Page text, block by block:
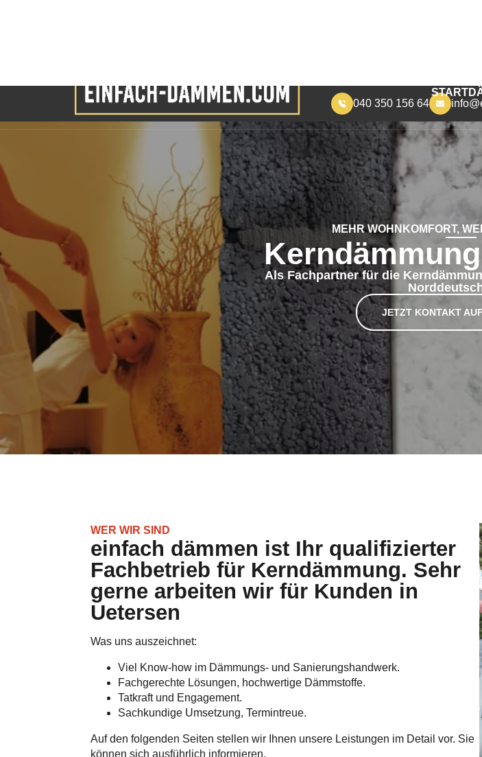
MEHR WOHNKOMFORT,
Als Fachpartner für die
JETZT KONTAKT
einfach dämmen ist Ihr qualifizierter
Fachbetrieb für Kerndämmung. Sehr
gerne arbeiten wir für Kunden in
Uetersen
Was uns auszeichnet:
Viel Know-how im Dämmungs- und Sanierungshandwerk.
Fachgerechte Lösungen, hochwertige Dämmstoffe.
Tatkraft und Engagement.
Sachkundige Umsetzung, Termintreue.
Auf den folgenden Seiten stellen wir Ihnen unsere Leistungen im Detail vor. Sie
können sich ausführlich informieren.